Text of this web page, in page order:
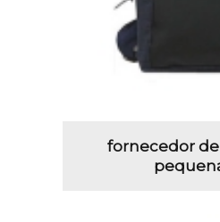
fornecedor